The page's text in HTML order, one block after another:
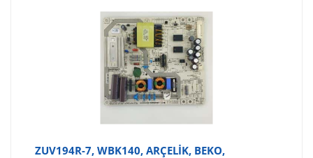
ZUV194R-7, WBK140, ARÇELİK, BEKO,